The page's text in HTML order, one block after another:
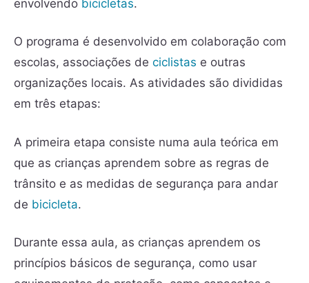
envolvendo bicicletas.
O programa é desenvolvido em colaboração com
escolas, associações de ciclistas e outras
organizações locais. As atividades são divididas
em três etapas:
A primeira etapa consiste numa aula teórica em
que as crianças aprendem sobre as regras de
trânsito e as medidas de segurança para andar
de bicicleta.
Durante essa aula, as crianças aprendem os
princípios básicos de segurança, como usar